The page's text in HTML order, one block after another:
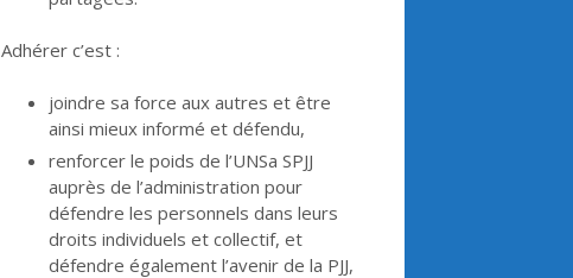
Adhérer c’est :
joindre sa force aux autres et être
ainsi mieux informé et défendu,
renforcer le poids de l’UNSa SPJJ
auprès de l’administration pour
défendre les personnels dans leurs
droits individuels et collectif, et
défendre également l’avenir de la PJJ,